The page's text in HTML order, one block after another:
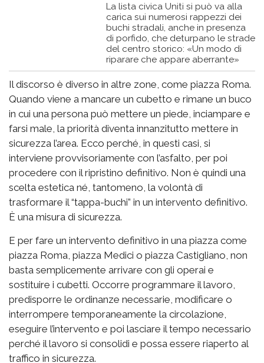
La lista civica Uniti si può va alla
carica sui numerosi rappezzi dei
buchi stradali, anche in presenza
di porfido, che deturpano le strade
del centro storico: «Un modo di
riparare che appare aberrante»
Il discorso è diverso in altre zone, come piazza Roma.
Quando viene a mancare un cubetto e rimane un buco
in cui una persona può mettere un piede, inciampare e
farsi male, la priorità diventa innanzitutto mettere in
sicurezza l’area. Ecco perché, in questi casi, si
interviene provvisoriamente con l’asfalto, per poi
procedere con il ripristino definitivo. Non è quindi una
scelta estetica né, tantomeno, la volontà di
trasformare il “tappa-buchi” in un intervento definitivo.
È una misura di sicurezza.
E per fare un intervento definitivo in una piazza come
piazza Roma, piazza Medici o piazza Castigliano, non
basta semplicemente arrivare con gli operai e
sostituire i cubetti. Occorre programmare il lavoro,
predisporre le ordinanze necessarie, modificare o
interrompere temporaneamente la circolazione,
eseguire l’intervento e poi lasciare il tempo necessario
perché il lavoro si consolidi e possa essere riaperto al
traffico in sicurezza.